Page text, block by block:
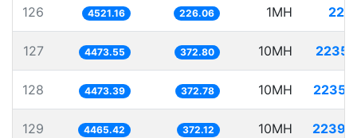
126 4521.16 226.06 1MH
127 4473.55 372.80 10MH
128 4473.39 372.78 10MH
129 4465.42 372.12 10MH